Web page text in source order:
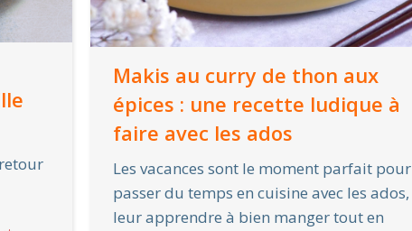
Makis au curry de thon aux
épices : une recette ludique à
faire avec les ados
Les vacances sont le moment parfait pour
passer du temps en cuisine avec les ados,
leur apprendre à bien manger tout en